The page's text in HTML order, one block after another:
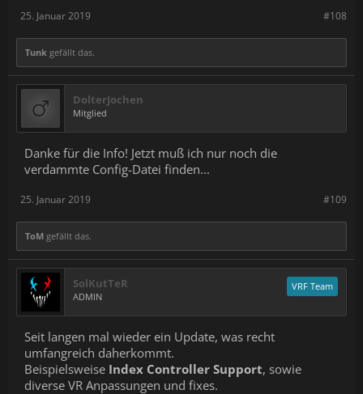
#108
25. Januar 2019
Tunk gefällt das.
DolterJochen
Mitglied
Danke für die Info! Jetzt muß ich nur noch die
verdammte Config-Datei finden...
#109
25. Januar 2019
ToM gefällt das.
SolKutTeR
ADMIN
VRF Team
Seit langen mal wieder ein Update, was recht
umfangreich daherkommt.
Beispielsweise Index Controller Support, sowie
diverse VR Anpassungen und fixes.